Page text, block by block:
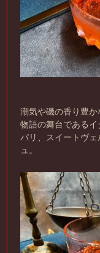
潮気や磯の香り豊
物語の舞台である
パリ、スイートヴ
ュ。